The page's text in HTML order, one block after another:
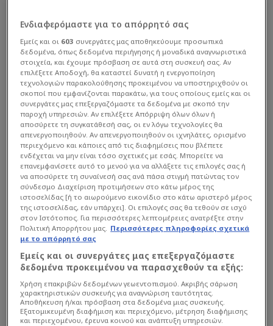
Σε περίπτωση ισοπαλίας στην κανονική διάρκεια,
θα ακολουθήσει παράταση και, αν χρειαστεί, η
διαδικασία των πέναλτι. Η ομάδα που θα
κατακτήσει το τρόπαιο θα εξασφαλίσει θέση στη
League Phase του επόμενουEuropa League.
Η πρόσφατη παράδοση είναι ξεκάθαρα υπέρ της
Μάντσεστερ Σίτι, η οποία παραμένει αήττητη
στα πέντε τελευταία μεταξύ τους παιχνίδια, με
τέσσερις νίκες και μία ισοπαλία.
Ενδιαφερόμαστε για το απόρρητό σας
Εμείς και οι 603 συνεργάτες μας αποθηκεύουμε προσωπικά
δεδομένα, όπως δεδομένα περιήγησης ή μοναδικά αναγνωριστικά
στοιχεία, και έχουμε πρόσβαση σε αυτά στη συσκευή σας. Αν
επιλέξετε Αποδοχή, θα καταστεί δυνατή η ενεργοποίηση
τεχνολογιών παρακολούθησης προκειμένου να υποστηριχθούν οι
σκοποί που εμφανίζονται παρακάτω, για τους οποίους εμείς και οι
συνεργάτες μας επεξεργαζόμαστε τα δεδομένα με σκοπό την
παροχή υπηρεσιών. Αν επιλέξετε Απόρριψη όλων όλων ή
αποσύρετε τη συγκατάθεσή σας, οι εν λόγω τεχνολογίες θα
απενεργοποιηθούν. Αν απενεργοποιηθούν οι ιχνηλάτες, ορισμένο
περιεχόμενο και κάποιες από τις διαφημίσεις που βλέπετε
ενδέχεται να μην είναι τόσο σχετικές με εσάς. Μπορείτε να
επανεμφανίσετε αυτό το μενού για να αλλάξετε τις επιλογές σας ή
να αποσύρετε τη συναίνεσή σας ανά πάσα στιγμή πατώντας τον
σύνδεσμο Διαχείριση προτιμήσεων στο κάτω μέρος της
ιστοσελίδας [ή το αιωρούμενο εικονίδιο στο κάτω αριστερό μέρος
της ιστοσελίδας, εάν υπάρχει]. Οι επιλογές σας θα τεθούν σε ισχύ
στον Ιστότοπος. Για περισσότερες λεπτομέρειες ανατρέξτε στην
Πολιτική Απορρήτου μας. Περισσότερες πληροφορίες σχετικά
με το απόρρητό σας
Εμείς και οι συνεργάτες μας επεξεργαζόμαστε
δεδομένα προκειμένου να παρασχεθούν τα εξής:
Χρήση επακριβών δεδομένων γεωεντοπισμού. Ακριβής σάρωση
χαρακτηριστικών συσκευής για αναγνώριση ταυτότητας.
Αποθήκευση ή/και πρόσβαση στα δεδομένα μιας συσκευής.
Εξατομικευμένη διαφήμιση και περιεχόμενο, μέτρηση διαφήμισης
και περιεχομένου, έρευνα κοινού και ανάπτυξη υπηρεσιών.